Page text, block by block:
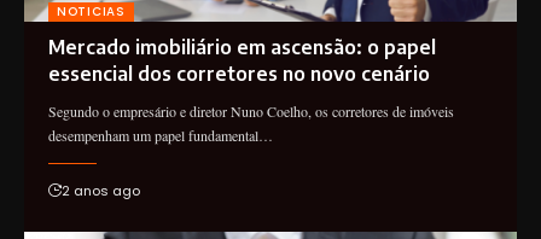
NOTICIAS
Mercado imobiliário em ascensão: o papel
essencial dos corretores no novo cenário
Segundo o empresário e diretor Nuno Coelho, os corretores de imóveis
desempenham um papel fundamental…
2 anos ago